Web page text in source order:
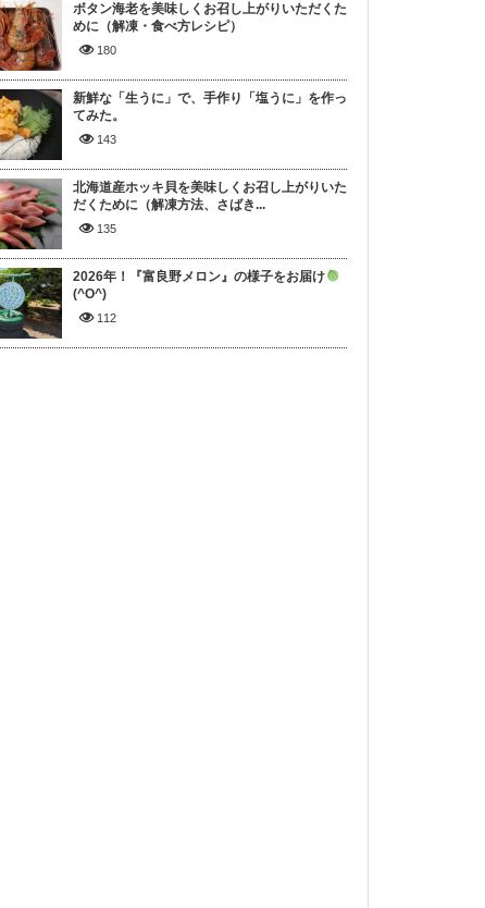
ボタン海老を美味しくお召し上がりいただくた
めに（解凍・食べ方レシピ）
180
新鮮な「生うに」で、手作り「塩うに」を作っ
てみた。
143
北海道産ホッキ貝を美味しくお召し上がりいた
だくために（解凍方法、さばき...
135
2026年！『富良野メロン』の様子をお届け
(^O^)
112